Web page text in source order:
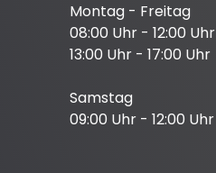
Montag - Freitag
08:00 Uhr - 12:00 Uhr
13:00 Uhr - 17:00 Uhr
Samstag
09:00 Uhr - 12:00 Uhr